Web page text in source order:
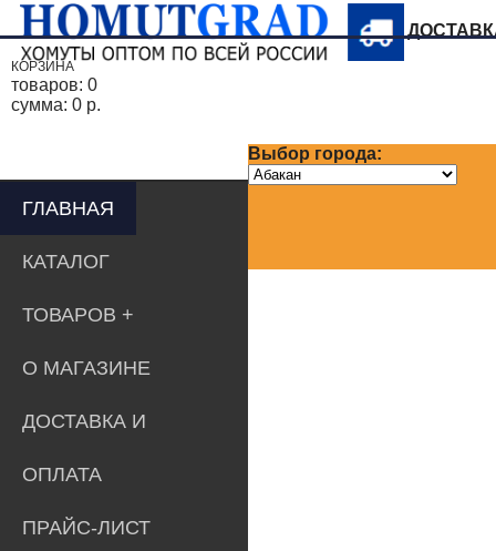
Выбор города:
КОРЗИНА
товаров: 0
сумма: 0 р.
ГЛАВНАЯ
КАТАЛОГ
ТОВАРОВ
О МАГАЗИНЕ
ДОСТАВКА И
ОПЛАТА
ПРАЙС-ЛИСТ